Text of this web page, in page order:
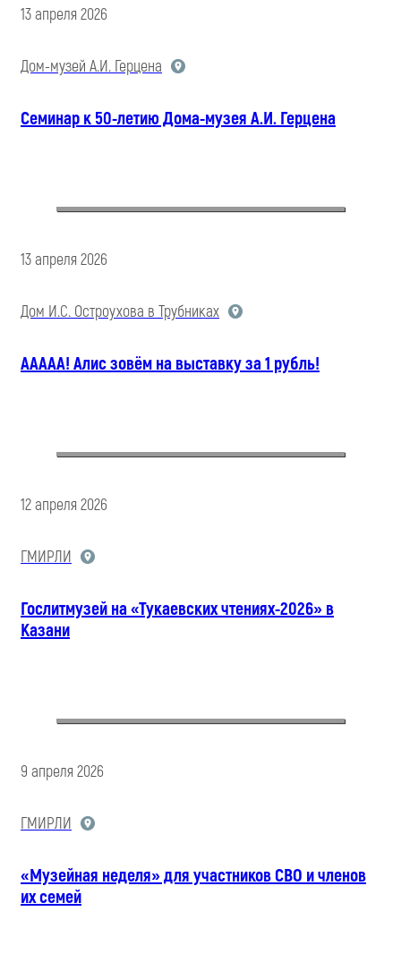
13 апреля 2026
Дом-музей А.И. Герцена
Семинар к 50-летию Дома-музея А.И. Герцена
13 апреля 2026
Дом И.С. Остроухова в Трубниках
ААААА! Алис зовём на выставку за 1 рубль!
12 апреля 2026
ГМИРЛИ
Гослитмузей на «Тукаевских чтениях-2026» в
Казани
9 апреля 2026
ГМИРЛИ
«Музейная неделя» для участников СВО и членов
их семей